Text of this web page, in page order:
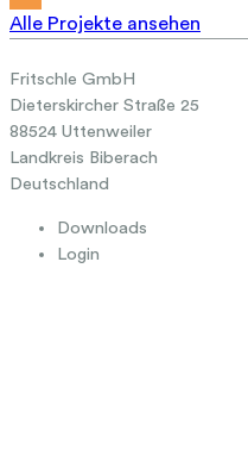
Alle Projekte ansehen
Fritschle GmbH
Dieterskircher Straße 25
88524 Uttenweiler
Landkreis Biberach
Deutschland
Downloads
Login